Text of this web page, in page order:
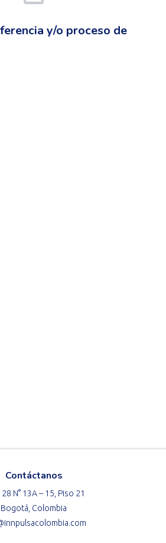
y/o proceso de
Contáctanos
28 N° 13A – 15, Piso 21
Bogotá, Colombia